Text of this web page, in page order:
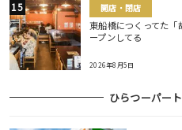
開店・閉店
東船橋につくってた
ープンしてる
2026年8月5日
ひらつーパー